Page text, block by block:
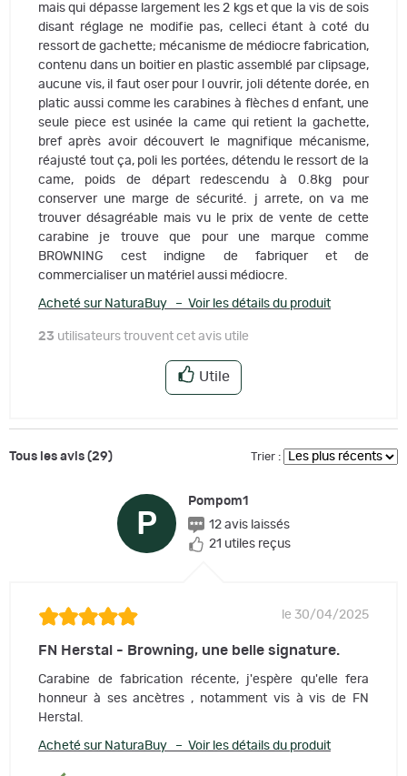
mais qui dépasse largement les 2 kgs et que la vis de sois
disant réglage ne modifie pas, celleci étant à coté du
ressort de gachette; mécanisme de médiocre fabrication,
contenu dans un boitier en plastic assemblé par clipsage,
aucune vis, il faut oser pour l ouvrir, joli détente dorée, en
platic aussi comme les carabines à flèches d enfant, une
seule piece est usinée la came qui retient la gachette,
bref après avoir découvert le magnifique mécanisme,
réajusté tout ça, poli les portées, détendu le ressort de la
came, poids de départ redescendu à 0.8kg pour
conserver une marge de sécurité. j arrete, on va me
trouver désagréable mais vu le prix de vente de cette
carabine je trouve que pour une marque comme
BROWNING cest indigne de fabriquer et de
commercialiser un matériel aussi médiocre.
Acheté sur NaturaBuy – Voir les détails du produit
23 utilisateurs trouvent cet avis utile
Utile
Tous les avis (29) Trier :
P
Pompom1
12 avis laissés
21 utiles reçus
le 30/04/2025
FN Herstal - Browning, une belle signature.
Carabine de fabrication récente, j'espère qu'elle fera
honneur à ses ancètres , notamment vis à vis de FN
Herstal.
Acheté sur NaturaBuy – Voir les détails du produit